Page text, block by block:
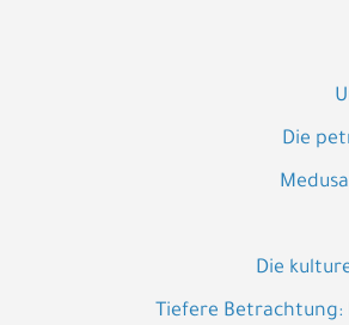
Die
Die
Tiefere Betrachtung: